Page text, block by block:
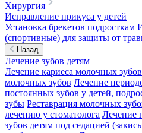
Хирургия
Исправление прикуса у детей
Установка брекетов подросткам
(спортивные) для защиты от
Назад
Лечение зубов детям
Лечение кариеса молочных зубов
молочных зубов Лечение
постоянных зубов у детей,
зубы Реставрация молочных
лечению у стоматолога Лечение
зубов детям под седацией (закись